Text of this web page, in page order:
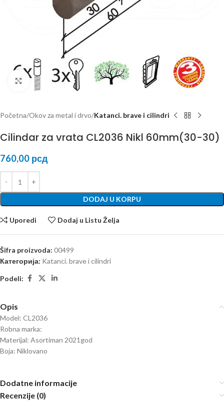
Kliknite za uvećanje
Početna Okov za metal i drvo Katanci. brave i cilindri
Cilindar za vrata CL2036 Nikl 60mm(30-30)
760,00 рсд
DODAJ U KORPU
Uporedi Dodaj u Listu Želja
Šifra proizvoda: 00499
Категорија: Katanci. brave i cilindri
Podeli:
Opis
Model: CL2036
Robna marka:
Materijal: Asortiman 2021god
Boja: Niklovano
Dodatne informacije
Recenzije (0)